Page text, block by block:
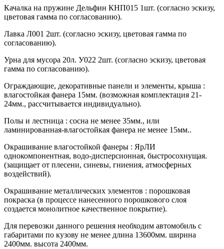
Качалка на пружине Дельфин КНП015 1шт. (согласно эскизу,
цветовая гамма по согласованию).
Лавка Л001 2шт. (согласно эскизу, цветовая гамма по
согласованию).
Урна для мусора 20л. У022 2шт. (согласно эскизу, цветовая
гамма по согласованию).
Ограждающие, декоративные панели и элементы, крыша :
влагостойкая фанера 15мм. (возможная комплектация 21-
24мм., рассчитывается индивидуально).
Полы и лестница : сосна не менее 35мм., или
ламинированная-влагостойкая фанера не менее 15мм..
Окрашивание влагостойкой фанеры : ЯрЛИ
однокомпонентная, водо-дисперсионная, быстросохнущая.
(защищает от плесени, синевы, гниения, атмосферных
воздействий).
Окрашивание металлических элементов : порошковая
покраска (в процессе нанесенного порошкового слоя
создается монолитное качественное покрытие).
Для перевозки данного решения необходим автомобиль с
габаритами по кузову не менее длина 13600мм. ширина
2400мм. высота 2400мм.